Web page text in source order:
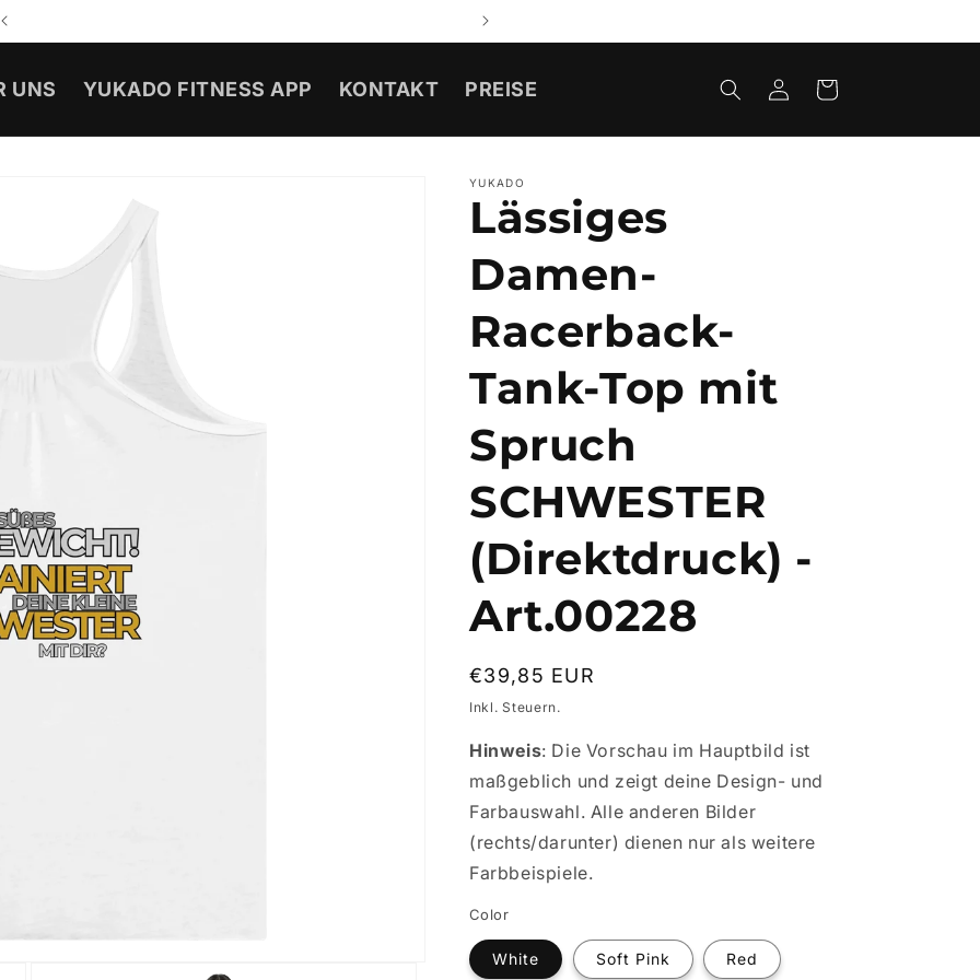
UNS YUKADO FITNESS APP KONTAKT PREISE EinloggenWarenkorb
YUKADO
Lässiges
Damen-
Racerback-
Tank-Top mit
Spruch
SCHWESTER
(Direktdruck) -
Art.00228
Normaler
Preis
€39,85 EUR
Inkl. Steuern.
Hinweis: Die Vorschau im Hauptbild ist
maßgeblich und zeigt deine Design- und
Farbauswahl. Alle anderen Bilder
(rechts/darunter) dienen nur als weitere
Farbbeispiele.
Color
White Soft Pink Red